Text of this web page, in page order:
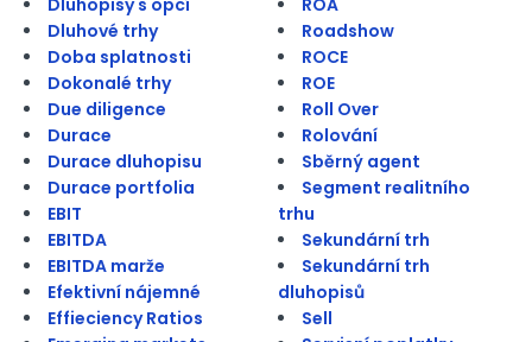
Dluhové trhy
Doba splatnosti
Dokonalé trhy
Due diligence
Durace
Durace dluhopisu
Durace portfolia
EBIT
EBITDA
EBITDA marže
Efektivní nájemné
Effieciency Ratios
Roadshow
ROCE
ROE
Roll Over
Rolování
Sběrný agent
Segment realitního
trhu
Sekundární trh
Sekundární trh
dluhopisů
Sell